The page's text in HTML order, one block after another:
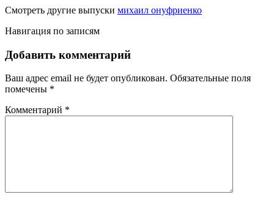
Смотреть другие выпуски михаил онуфриенко
Навигация по записям
Добавить комментарий
Ваш адрес email не будет опубликован. Обязательные поля
помечены *
Комментарий *